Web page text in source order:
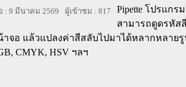
: 9 มีนาคม 2569 ผู้เข้าชม : 817
Pipette โปรแกร
สามารถดูดรหัส
าจอ แล้วแปลงค่าสีสลับไปมาได้หลากหลาย
CMYK, HSV ฯลฯ